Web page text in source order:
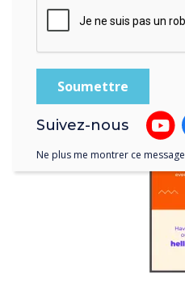
Suivez-nous
Ne plus me montrer ce message